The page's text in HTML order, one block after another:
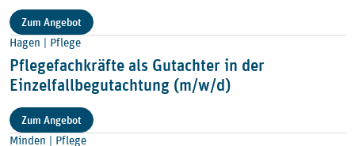
Zum Angebot
Hagen | Pflege
Pflegefachkräfte als Gutachter in der
Einzelfallbegutachtung (m/w/d)
Zum Angebot
Minden | Pflege